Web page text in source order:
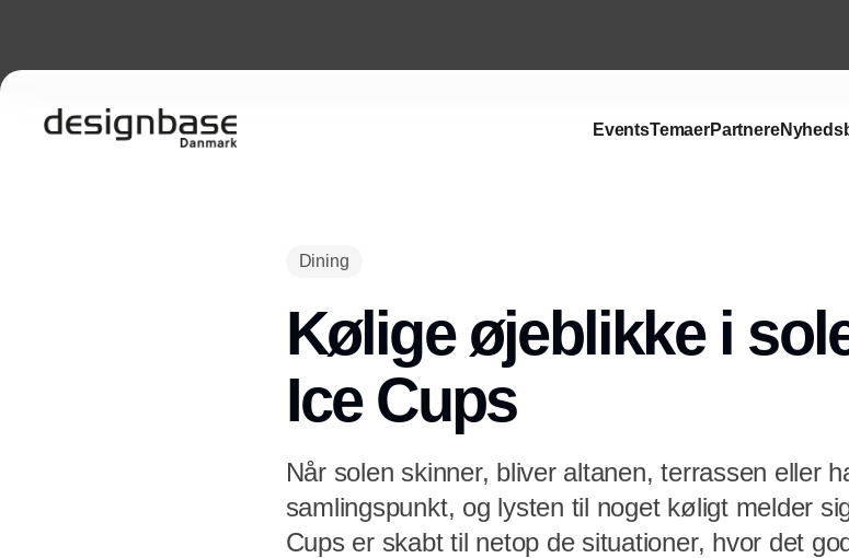
EventsTemaerPartnere
Dining
Kølige øjeblikke i
Ice Cups
Når solen skinner, bliver altanen, terrassen eller
samlingspunkt, og lysten til noget køligt melder
Cups er skabt til netop de situationer, hvor det